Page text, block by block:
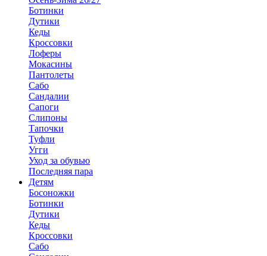
Ботинки
Дутики
Кеды
Кроссовки
Лоферы
Мокасины
Пантолеты
Сабо
Сандалии
Сапоги
Слипоны
Тапочки
Туфли
Угги
Уход за обувью
Последняя пара
Детям
Босоножки
Ботинки
Дутики
Кеды
Кроссовки
Сабо